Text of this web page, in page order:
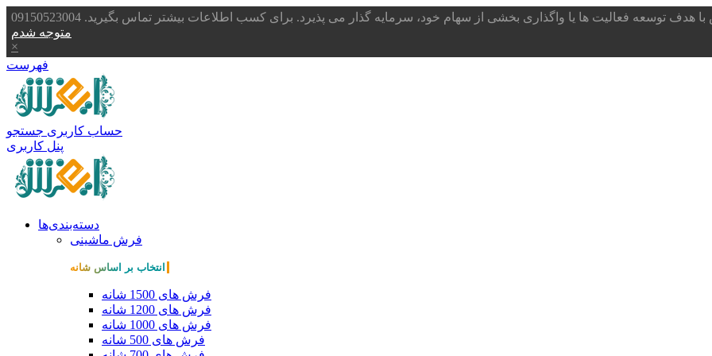
با هدف توسعه فعالیت ها یا واگذاری بخشی از سهام خود، سرمایه گذار می پذیرد. برای کسب اطلاعات بیشتر تماس بگیرید. 09150523004
متوجه شدم
×
فهرست
حساب کاربری جستجو
پنل کاربری
دسته‌بندی‌ها
فرش ماشینی
انتخاب بر اساس شانه
فرش های 1500 شانه
فرش های 1200 شانه
فرش های 1000 شانه
فرش های 500 شانه